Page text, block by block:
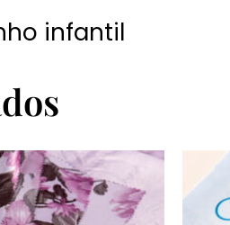
infantil